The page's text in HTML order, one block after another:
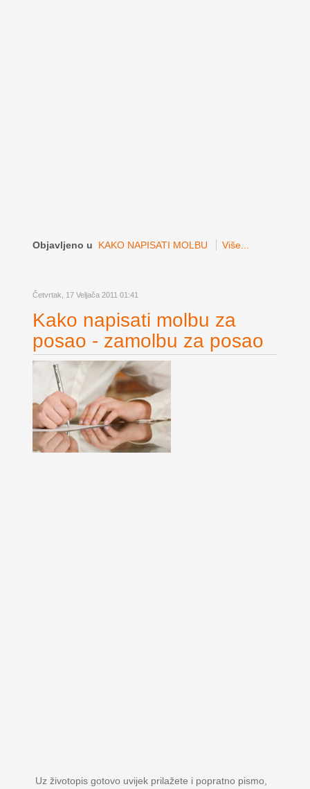
Objavljeno u KAKO NAPISATI MOLBU Više...
Četvrtak, 17 Veljača 2011 01:41
Kako napisati molbu za
posao - zamolbu za posao
Uz životopis gotovo uvijek prilažete i popratno pismo,